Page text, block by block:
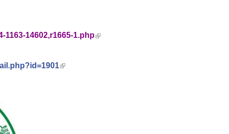
1163-14602,r1665-1.php (link is external)
(link is external)